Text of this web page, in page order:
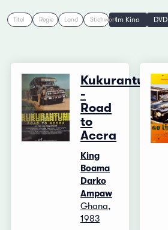
Titel Regie Land StichwortIm Kino DVD
Kukurantumi
-
Road
to
Accra
King
Boama
Darko
Ampaw
Ghana,
1983